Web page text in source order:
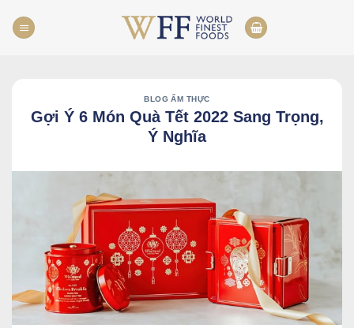
BLOG ẨM THỰC
Gợi Ý 6 Món Quà Tết 2022 Sang Trọng,
Ý Nghĩa